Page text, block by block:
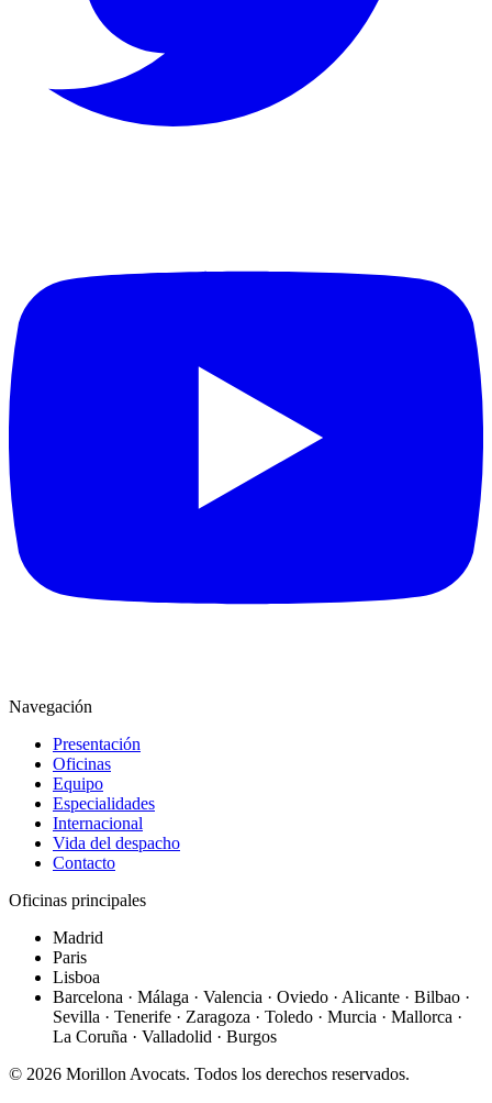
Navegación
Presentación
Oficinas
Equipo
Especialidades
Internacional
Vida del despacho
Contacto
Oficinas principales
Madrid
Paris
Lisboa
Barcelona · Málaga · Valencia · Oviedo · Alicante · Bilbao ·
Sevilla · Tenerife · Zaragoza · Toledo · Murcia · Mallorca ·
La Coruña · Valladolid · Burgos
© 2026 Morillon Avocats. Todos los derechos reservados.